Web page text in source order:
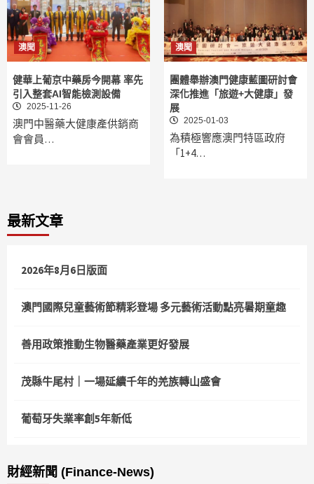
澳聞
健華上葡京中藥房今開幕 率先
引入整套AI智能檢測設備
2025-11-26
澳門中醫藥大健康產供銷商
會會員…
澳聞
團體舉辦澳門健康藍圖研討會
深化推進「旅遊+大健康」發
展
2025-01-03
為積極響應澳門特區政府
「1+4…
最新文章
2026年8月6日版面
澳門國際兒童藝術節精彩登場 多元藝術活動點亮暑期童趣
善用政策推動生物醫藥產業更好發展
茂縣牛尾村｜一場延續千年的羌族轉山盛會
葡萄牙失業率創5年新低
財經新聞 (Finance-News)